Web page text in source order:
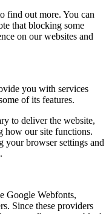
find out more. You can
that blocking some
on our websites and
you with services
of its features.
to deliver the website,
how our site functions.
your browser settings and
Google Webfonts,
Since these providers